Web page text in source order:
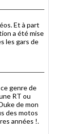
Et à part
a été mise
les gars de
genre de
RT ou
de mon
des motos
années !.